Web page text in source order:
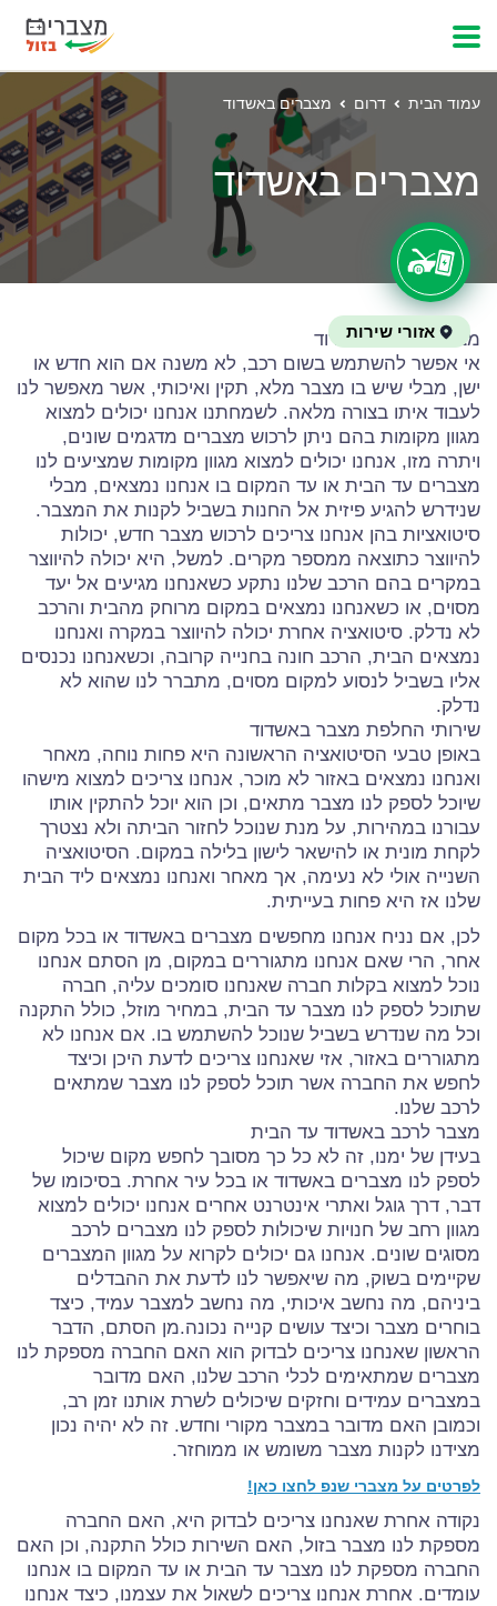
עמוד הבית דרום מצברים באשדוד
מצברים באשדוד
מצברים בזול באשדוד
אי אפשר להשתמש בשום רכב, לא משנה אם הוא חדש או
ישן, מבלי שיש בו מצבר מלא, תקין ואיכותי, אשר מאפשר לנו
לעבוד איתו בצורה מלאה. לשמחתנו אנחנו יכולים למצוא
מגוון מקומות בהם ניתן לרכוש מצברים מדגמים שונים,
ויתרה מזו, אנחנו יכולים למצוא מגוון מקומות שמציעים לנו
מצברים עד הבית או עד המקום בו אנחנו נמצאים, מבלי
שנידרש להגיע פיזית אל החנות בשביל לקנות את המצבר.
סיטואציות בהן אנחנו צריכים לרכוש מצבר חדש, יכולות
להיווצר כתוצאה ממספר מקרים. למשל, היא יכולה להיווצר
במקרים בהם הרכב שלנו נתקע כשאנחנו מגיעים אל יעד
מסוים, או כשאנחנו נמצאים במקום מרוחק מהבית והרכב
לא נדלק. סיטואציה אחרת יכולה להיווצר במקרה ואנחנו
נמצאים הבית, הרכב חונה בחנייה קרובה, וכשאנחנו נכנסים
אליו בשביל לנסוע למקום מסוים, מתברר לנו שהוא לא
נדלק.
שירותי החלפת מצבר באשדוד
באופן טבעי הסיטואציה הראשונה היא פחות נוחה, מאחר
ואנחנו נמצאים באזור לא מוכר, אנחנו צריכים למצוא מישהו
שיוכל לספק לנו מצבר מתאים, וכן הוא יוכל להתקין אותו
עבורנו במהירות, על מנת שנוכל לחזור הביתה ולא נצטרך
לקחת מונית או להישאר לישון בלילה במקום. הסיטואציה
השנייה אולי לא נעימה, אך מאחר ואנחנו נמצאים ליד הבית
שלנו אז היא פחות בעייתית.
לכן, אם נניח אנחנו מחפשים מצברים באשדוד או בכל מקום
אחר, הרי שאם אנחנו מתגוררים במקום, מן הסתם אנחנו
נוכל למצוא בקלות חברה שאנחנו סומכים עליה, חברה
שתוכל לספק לנו מצבר עד הבית, במחיר מוזל, כולל התקנה
וכל מה שנדרש בשביל שנוכל להשתמש בו. אם אנחנו לא
מתגוררים באזור, אזי שאנחנו צריכים לדעת היכן וכיצד
לחפש את החברה אשר תוכל לספק לנו מצבר שמתאים
לרכב שלנו.
מצבר לרכב באשדוד עד הבית
בעידן של ימנו, זה לא כל כך מסובך לחפש מקום שיכול
לספק לנו מצברים באשדוד או בכל עיר אחרת. בסיכומו של
דבר, דרך גוגל ואתרי אינטרנט אחרים אנחנו יכולים למצוא
מגוון רחב של חנויות שיכולות לספק לנו מצברים לרכב
מסוגים שונים. אנחנו גם יכולים לקרוא על מגוון המצברים
שקיימים בשוק, מה שיאפשר לנו לדעת את ההבדלים
ביניהם, מה נחשב איכותי, מה נחשב למצבר עמיד, כיצד
בוחרים מצבר וכיצד עושים קנייה נכונה.מן הסתם, הדבר
הראשון שאנחנו צריכים לבדוק הוא האם החברה מספקת לנו
מצברים שמתאימים לכלי הרכב שלנו, האם מדובר
במצברים עמידים וחזקים שיכולים לשרת אותנו זמן רב,
וכמובן האם מדובר במצבר מקורי וחדש. זה לא יהיה נכון
מצידנו לקנות מצבר משומש או ממוחזר.
לפרטים על מצברי שנפ לחצו כאן!
נקודה אחרת שאנחנו צריכים לבדוק היא, האם החברה
מספקת לנו מצבר בזול, האם השירות כולל התקנה, וכן האם
החברה מספקת לנו מצבר עד הבית או עד המקום בו אנחנו
עומדים. אחרת אנחנו צריכים לשאול את עצמנו, כיצד אנחנו
אזורי שירות